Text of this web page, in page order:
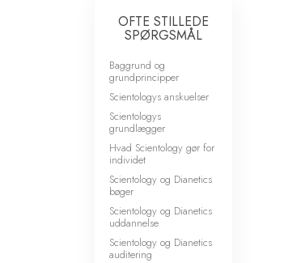
OFTE STILLEDE
SPØRGSMÅL
Baggrund og
grundprincipper
Scientologys anskuelser
Scientologys
grundlægger
Hvad Scientology gør for
individet
Scientology og Dianetics
bøger
Scientology og Dianetics
uddannelse
Scientology og Dianetics
auditering